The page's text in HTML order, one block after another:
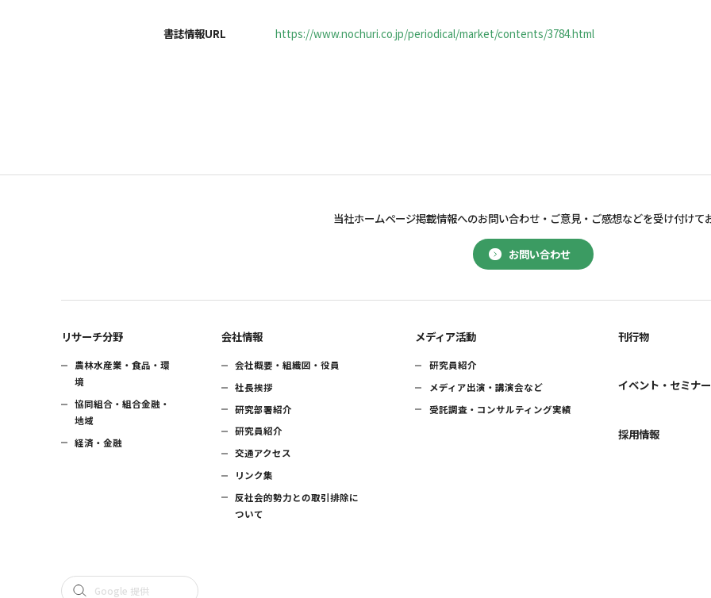
書誌情報URL https://www.nochuri.co.jp/periodical/market/contents/3784.html
お問い合わせ
当社ホームページ掲載情報へのお問い合わせ・ ご意見・ご感想などを受け付けて
リサーチ分野
農林水産業・食品・環
境
協同組合・組合金融・
地域
経済・金融
会社情報
会社概要・組織図・役員
社長挨拶
研究部署紹介
研究員紹介
交通アクセス
リンク集
反社会的勢力との取引排除に
ついて
メディア活動
研究員紹介
メディア出演・講演会など
受託調査・コンサルティング実績
刊行物
イベント・セミナー
採用情報